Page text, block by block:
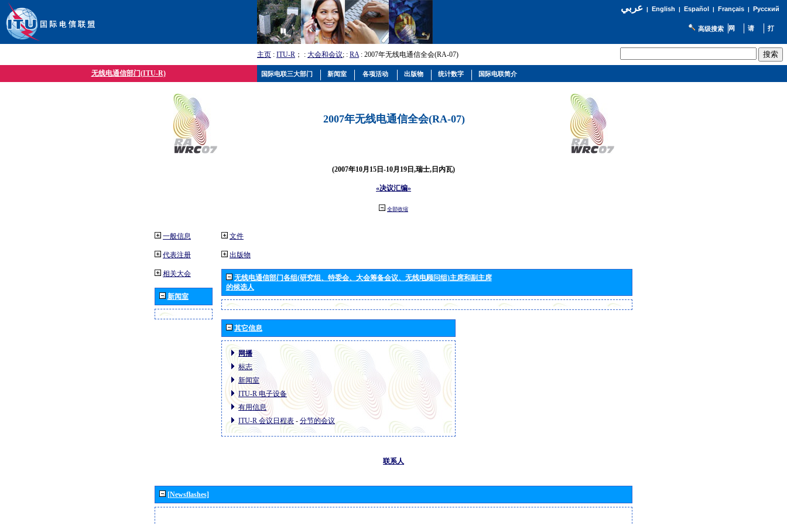
عربي| English | Español | Français| Русский
高级搜索
主页 : ITU-R ； : 大会和会议; : RA: 2007年无线电通信全会(RA-07)
无线电通信部门(ITU-R)
2007年无线电通信全会(RA-07)
(2007年10月15日-10月19日,瑞士,日内瓦)
«决议汇编»
全部收缩
一般信息
代表注册
相关大会
新闻室
文件
出版物
无线电通信部门各组(研究组、特委会、大会筹备会议、无线电顾问组)主席和副主席
的候选人
其它信息
网播
标志
新闻室
ITU-R 电子设备
有用信息
ITU-R 会议日程表 - 分节的会议
联系人
[Newsflashes]
国际电联三大部门 新闻室 各项活动 出版物 统计数字 国际电联简介